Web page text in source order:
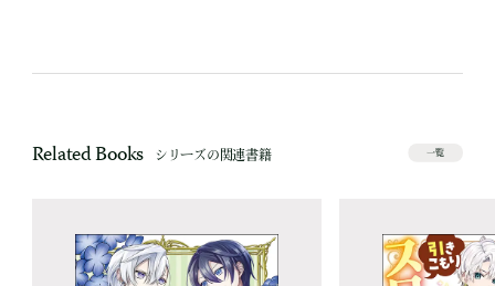
Related Books シリーズの関連書籍 一覧